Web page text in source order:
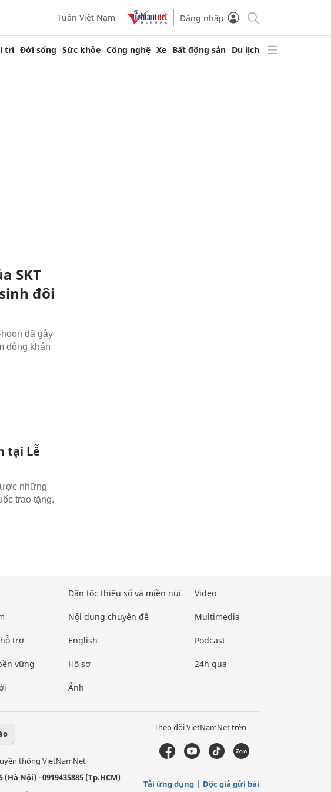
Tuần Việt Nam Đăng nhập
trí Đời sống Sức khỏe Công nghệ Xe Bất động sản Du lịch
SKT
đôi
đã gây
đông khán
tại Lễ
những
trao tặng.
trợ
vững
Dân tộc thiểu số và miền núi
Nội dung chuyên đề
English
Hồ sơ
Ảnh
Video
Multimedia
Podcast
24h qua
thông VietNamNet
(Hà Nội)-0919435885 (Tp.HCM)
Theo dõi VietNamNet trên
Tải ứng dụng Độc giả gửi bài